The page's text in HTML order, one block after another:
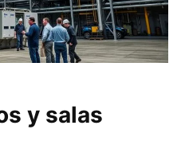
y salas